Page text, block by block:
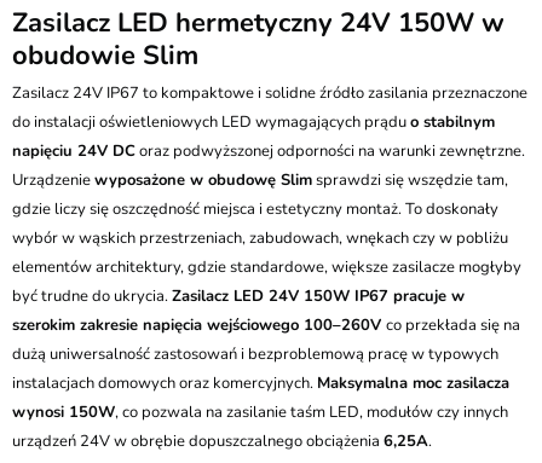
(od 1000 zł dla gabarytów, nie dotyczy produktów 3m)
Pobranie:
Poczta Polska Kurier 48H - 16 zł
Kurier GLS - 20 zł
Przesyłka Gabarytowa - 35 zł
Batalionów Chłopskich 12, 94-058 Łódź
506 336 320
kontakt@ledstyl.pl
Zasilacz LED hermetyczny 24V 150W w
obudowie Slim
Zasilacz 24V IP67 to kompaktowe i solidne źródło zasilania przeznaczone
do instalacji oświetleniowych LED wymagających prąduo stabilnym
napięciu 24V DCoraz podwyższonej odporności na warunki zewnętrzne.
Urządzeniewyposażone w obudowę Slimsprawdzi się wszędzie tam,
gdzie liczy się oszczędność miejsca i estetyczny montaż. To doskonały
wybór w wąskich przestrzeniach, zabudowach, wnękach czy w pobliżu
elementów architektury, gdzie standardowe, większe zasilacze mogłyby
być trudne do ukrycia.Zasilacz LED 24V 150W IP67 pracuje w
szerokim zakresie napięcia wejściowego 100–260V co przekłada się na
dużą uniwersalność zastosowań i bezproblemową pracę w typowych
instalacjach domowych oraz komercyjnych. Maksymalna moc zasilacza
wynosi 150W, co pozwala na zasilanie taśm LED, modułów czy innych
urządzeń 24V w obrębie dopuszczalnego obciążenia 6,25A.